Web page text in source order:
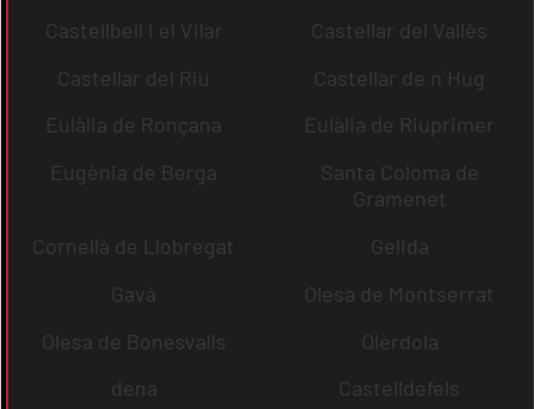
Castellbell i el Vilar
Castellar del Vallès
Castellar del Riu
Castellar de n´Hug
Eulàlia de Ronçana
Eulàlia de Riuprimer
Eugènia de Berga
Santa Coloma de
Gramenet
Cornellà de Llobregat
Gelida
Gavà
Olesa de Montserrat
Olesa de Bonesvalls
Olèrdola
dena
Castelldefels